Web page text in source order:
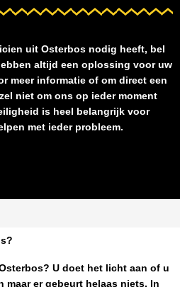
uit Osterbos nodig heeft, bel
altijd een oplossing voor uw
meer informatie of om direct een
niet om ons op ieder moment
is heel belangrijk voor
met ieder probleem.
? U doet het licht aan of u
maar er gebeurt helaas niets. In